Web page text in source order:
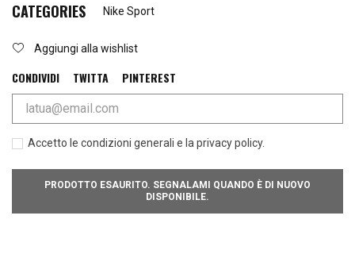
CATEGORIES Nike Sport
Aggiungi alla wishlist
CONDIVIDI TWITTA PINTEREST
Accetto le condizioni generali e la privacy policy.
PRODOTTO ESAURITO. SEGNALAMI QUANDO È DI NUOVO
DISPONIBILE.